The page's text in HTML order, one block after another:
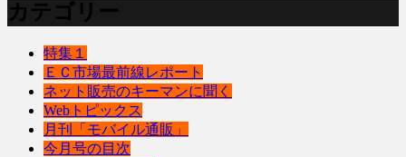
カテゴリー
特集１
ＥＣ市場最前線レポート
ネット販売のキーマンに聞く
Webトピックス
月刊「モバイル通販」
今月号の目次